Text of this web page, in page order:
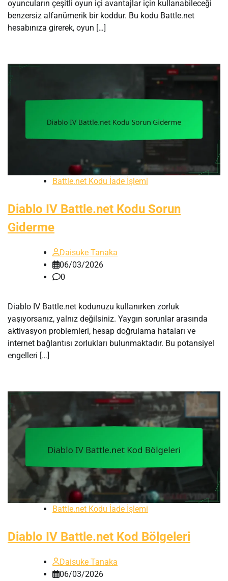
oyuncuların çeşitli oyun içi avantajlar için kullanabileceği
benzersiz alfanümerik bir koddur. Bu kodu Battle.net
hesabınıza girerek, oyun […]
Battle.net Kodu İade İşlemi
Diablo IV Battle.net Kodu Sorun
Giderme
Daisuke Tanaka
06/03/2026
0
Diablo IV Battle.net kodunuzu kullanırken zorluk
yaşıyorsanız, yalnız değilsiniz. Yaygın sorunlar arasında
aktivasyon problemleri, hesap doğrulama hataları ve
internet bağlantısı zorlukları bulunmaktadır. Bu potansiyel
engelleri […]
Battle.net Kodu İade İşlemi
Diablo IV Battle.net Kod Bölgeleri
Daisuke Tanaka
06/03/2026